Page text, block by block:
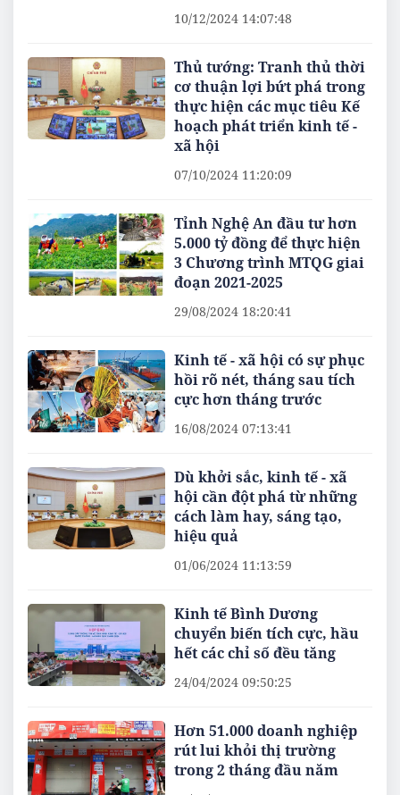
10/12/2024 14:07:48
Thủ tướng: Tranh thủ thời
cơ thuận lợi bứt phá trong
thực hiện các mục tiêu Kế
hoạch phát triển kinh tế -
xã hội
07/10/2024 11:20:09
Tỉnh Nghệ An đầu tư hơn
5.000 tỷ đồng để thực hiện
3 Chương trình MTQG giai
đoạn 2021-2025
29/08/2024 18:20:41
Kinh tế - xã hội có sự phục
hồi rõ nét, tháng sau tích
cực hơn tháng trước
16/08/2024 07:13:41
Dù khởi sắc, kinh tế - xã
hội cần đột phá từ những
cách làm hay, sáng tạo,
hiệu quả
01/06/2024 11:13:59
Kinh tế Bình Dương
chuyển biến tích cực, hầu
hết các chỉ số đều tăng
24/04/2024 09:50:25
Hơn 51.000 doanh nghiệp
rút lui khỏi thị trường
trong 2 tháng đầu năm